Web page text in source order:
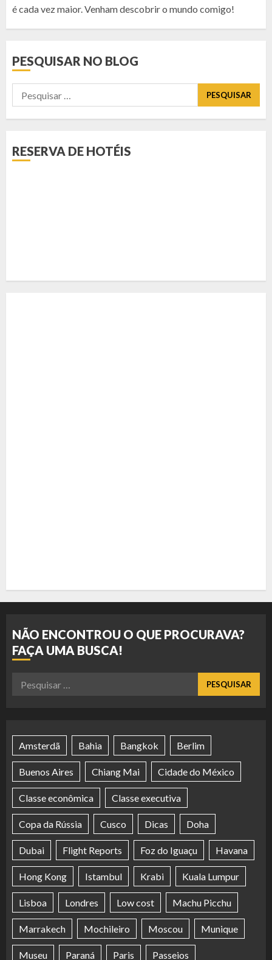
é cada vez maior. Venham descobrir o mundo comigo!
PESQUISAR NO BLOG
Pesquisar
por:
RESERVA DE HOTÉIS
NÃO ENCONTROU O QUE PROCURAVA?
FAÇA UMA BUSCA!
Pesquisar
Amsterdã Bahia Bangkok Berlim
Buenos Aires Chiang Mai Cidade do México
Classe econômica Classe executiva
Copa da Rússia Cusco Dicas Doha
Dubai Flight Reports Foz do Iguaçu Havana
Hong Kong Istambul Krabi Kuala Lumpur
Lisboa Londres Low cost Machu Picchu
Marrakech Mochileiro Moscou Munique
Museu Paraná Paris Passeios